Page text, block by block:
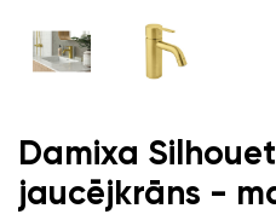
Damixa
jaucējkrāns -